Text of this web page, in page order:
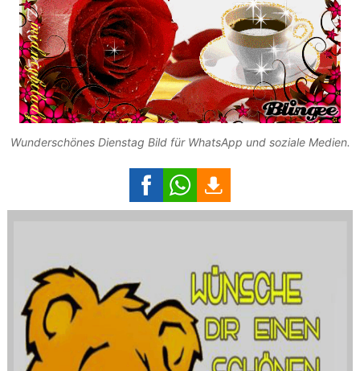
Wunderschönes Dienstag Bild für WhatsApp und soziale Medien.